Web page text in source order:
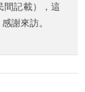
間記載），這
謝來訪。